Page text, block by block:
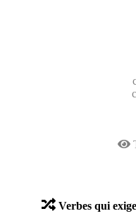
Verbes qui